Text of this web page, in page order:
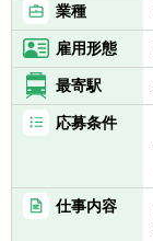
業種
雇用形態
最寄駅
応募条件
仕事内容